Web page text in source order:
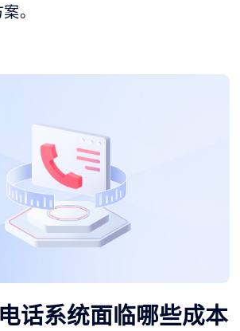
。
话系统面临哪些成本